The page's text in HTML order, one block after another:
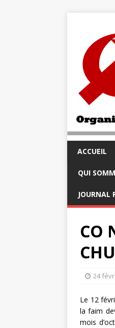
ACCUEIL
QUI
JOURNAL
CO
24
Le 12
la faim
mois